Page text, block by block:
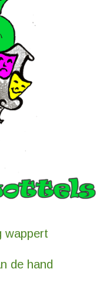
wappert
de hand